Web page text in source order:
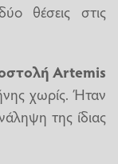
θέσεις στις
Artemis
χωρίς. Ήταν
της ίδιας